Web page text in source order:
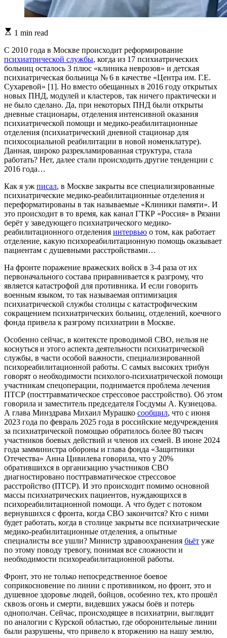
Estimated
time
1 min read
С 2010 года в Москве происходит реформирование
психиатрической службы, когда из 17 психиатрических
больниц осталось 3 плюс «клиника неврозов» и детская
психиатрическая больница № 6 в качестве «Центра им. Г.Е.
Сухаревой» [1]. Но вместо обещанных в 2016 году открытых
новых ПНД, модулей и кластеров, так ничего практически и
не было сделано. Да, при некоторых ПНД были открыты
дневные стационары, отделения интенсивной оказания
психиатрической помощи и медико-реабилитационные
отделения (психиатрический дневной стационар для
психосоциальной реабилитации в новой номенклатуре).
Данная, широко разрекламированная структура, стала
работать? Нет, далее стали происходить другие тенденции с
2016 года…
Как я уж писал, в Москве закрыты все специализированные
психиатрические медико-реабилитационные отделения и
переформатированы в так называемые «Клиники памяти». И
это происходит в то время, как канал ГТКР «Россия» в Рязани
берёт у заведующего психиатрического медико-
реабилитационного отделения интервью о том, как работает
отделение, какую психореабилитационную помощь оказывает
пациентам с душевными расстройствами…
На фронте поражение вражеских войск в 3-4 раза от их
первоначального состава приравнивается к разгрому, что
является катастрофой для противника. И если говорить
военным языком, то так называемая оптимизация
психиатрической службы столицы с катастрофическим
сокращением психиатрических больниц, отделений, коечного
фонда привела к разгрому психиатрии в Москве.
Особенно сейчас, в контексте проводимой СВО, нельзя не
коснуться и этого аспекта деятельности психиатрической
службы, в части особой важности, специализированной
психореабилитационной работы. С самых высоких трибун
говорят о необходимости психолого-психиатрической помощи
участникам спецоперации, поднимается проблема лечения
ПТСР (посттравматическое стрессовое расстройство). Об этом
говорила и заместитель председателя Госдумы А. Кузнецова.
А глава Минздрава Михаил Мурашко сообщил, что с июня
2023 года по февраль 2025 года в российские медучреждения
за психиатрической помощью обратилось более 80 тысяч
участников боевых действий и членов их семей. В июне 2024
года замминистра обороны и глава фонда «Защитники
Отечества» Анна Цивилева говорила, что у 20%
обратившихся в организацию участников СВО
диагностировано посттравматическое стрессовое
расстройство (ПТСР). И это происходит помимо основной
массы психиатрических пациентов, нуждающихся в
психореабилитационной помощи. А что будет с потоком
вернувшихся с фронта, когда СВО закончится? Кто с ними
будет работать, когда в столице закрыты все психиатрические
медико-реабилитационные отделения, а опытные
специалисты все ушли? Министр здравоохранения бьёт уже
по этому поводу тревогу, понимая все сложности и
необходимости психореабилитационной работы.
Фронт, это не только непосредственное боевое
соприкосновение по линии с противником, но фронт, это и
душевное здоровье людей, бойцов, особенно тех, кто прошёл
сквозь огонь и смерти, видевших ужасы боёв и потерь
однополчан. Сейчас, происходящее в психиатрии, выглядит
по аналогии с Курской областью, где оборонительные линии
были разрушены, что привело к вторжению на нашу землю,